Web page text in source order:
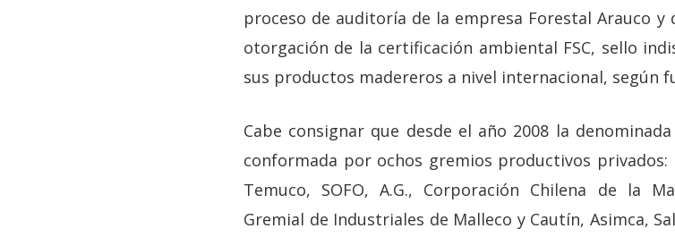
Hit enter to search or ESC to close
proceso de auditoría de la empresa Forestal Arauco y
otorgación de la certificación ambiental FSC, sello
sus productos madereros a nivel internacional, según
Cabe consignar que desde el año 2008 la
conformada por ochos gremios productivos privados:
Temuco, SOFO, A.G., Corporación Chilena de la
Gremial de Industriales de Malleco y Cautín, Asimca,